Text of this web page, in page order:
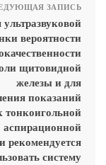
ЗАПИСЬ
вероятности
щитовидной
железы и для
показаний
тонкоигольной
аспирационной
рекомендуется
систему